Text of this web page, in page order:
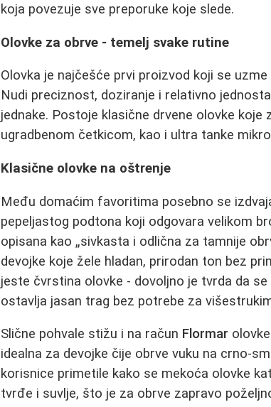
koja povezuje sve preporuke koje slede.
Olovke za obrve - temelj svake rutine
Olovka je najčešće prvi proizvod koji se
Nudi preciznost, doziranje i relativno
jednake. Postoje klasične drvene olovke
ugradbenom četkicom, kao i ultra tanke
Klasične olovke na oštrenje
Među domaćim favoritima posebno se
pepeljastog podtona koji odgovara velikom
opisana kao „sivkasta i odlična za tamnije
devojke koje žele hladan, prirodan ton bez
jeste čvrstina olovke - dovoljno je tvrda da
ostavlja jasan trag bez potrebe za
Slične pohvale stižu i na račun Flormar
idealna za devojke čije obrve vuku na crno-
korisnice primetile kako se mekoća olovke
tvrđe i suvlje, što je za obrve zapravo